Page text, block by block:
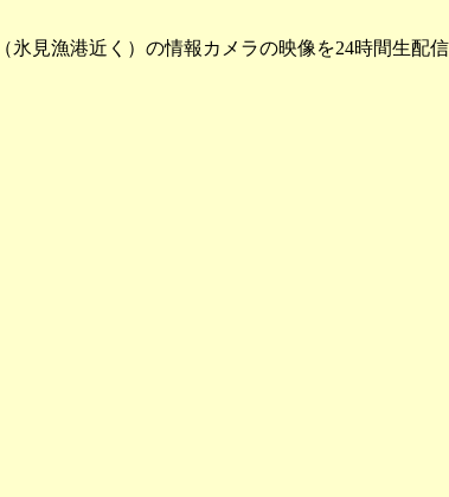
氷見漁港近く）の情報カメラの映像を24時間生配信